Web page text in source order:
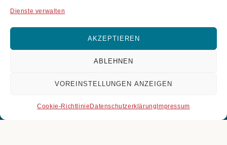
Dienste verwalten
AKZEPTIEREN
ABLEHNEN
VOREINSTELLUNGEN ANZEIGEN
Cookie-Richtlinie Datenschutzerklärung Impressum
Kursorte: Schattendorf (Bgld.) und Perg (OÖ)